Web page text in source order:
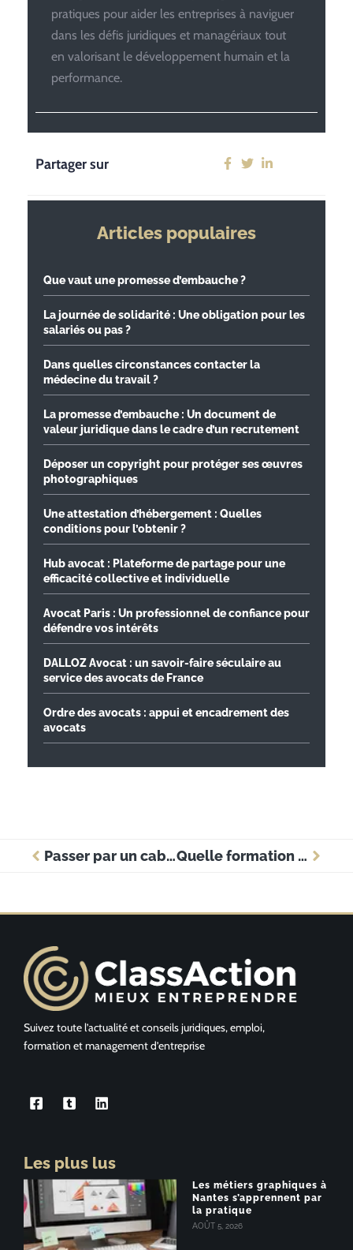
pratiques pour aider les entreprises à naviguer
dans les défis juridiques et managériaux tout
en valorisant le développement humain et la
performance.
Partager sur
Articles populaires
Que vaut une promesse d’embauche ?
La journée de solidarité : Une obligation pour les
salariés ou pas ?
Dans quelles circonstances contacter la
médecine du travail ?
La promesse d’embauche : Un document de
valeur juridique dans le cadre d’un recrutement
Déposer un copyright pour protéger ses œuvres
photographiques
Une attestation d’hébergement : Quelles
conditions pour l’obtenir ?
Hub avocat : Plateforme de partage pour une
efficacité collective et individuelle
Avocat Paris : Un professionnel de confiance pour
défendre vos intérêts
DALLOZ Avocat : un savoir-faire séculaire au
service des avocats de France
Ordre des avocats : appui et encadrement des
avocats
Passer par un cabinet de recrutement pour trouver un manager de transition Quelle formation choisir après le bac?
Suivez toute l’actualité et conseils juridiques, emploi,
formation et management d’entreprise
Les plus lus
Les métiers graphiques à
Nantes s’apprennent par
la pratique
AOÛT 5, 2026